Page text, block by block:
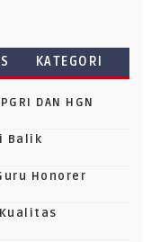
KATEGORI
DAN HGN
Balik
Honorer